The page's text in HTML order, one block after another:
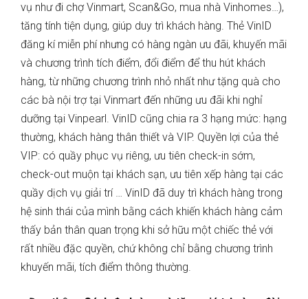
vụ như đi chợ Vinmart, Scan&Go, mua nhà Vinhomes…),
tăng tính tiện dụng, giúp duy trì khách hàng. Thẻ VinID
đăng kí miễn phí nhưng có hàng ngàn ưu đãi, khuyến mãi
và chương trình tích điểm, đổi điểm để thu hút khách
hàng, từ những chương trình nhỏ nhất như tặng quà cho
các bà nội trợ tại Vinmart đến những ưu đãi khi nghỉ
dưỡng tại Vinpearl. VinID cũng chia ra 3 hạng mức: hạng
thường, khách hàng thân thiết và VIP. Quyền lợi của thẻ
VIP: có quầy phục vụ riêng, ưu tiên check-in sớm,
check-out muộn tại khách sạn, ưu tiên xếp hàng tại các
quầy dịch vụ giải trí … VinID đã duy trì khách hàng trong
hệ sinh thái của mình bằng cách khiến khách hàng cảm
thấy bản thân quan trọng khi sở hữu một chiếc thẻ với
rất nhiều đặc quyền, chứ không chỉ bằng chương trình
khuyến mãi, tích điểm thông thường.